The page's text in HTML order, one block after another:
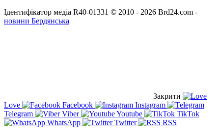
Ідентифікатор медіа R40-01331 © 2010 - 2026 Brd24.com -
новини Бердянська
Закрити
Love
Facebook
Instagram
Telegram
Viber Youtube
TikTok
WhatsApp
Twitter RSS